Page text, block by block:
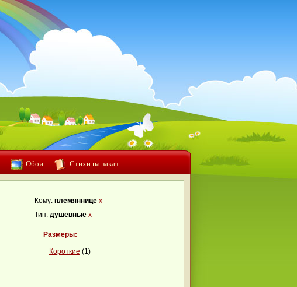
Обои Стихи на заказ
Кому: племяннице x
Тип: душевные x
Размеры:
Короткие (1)